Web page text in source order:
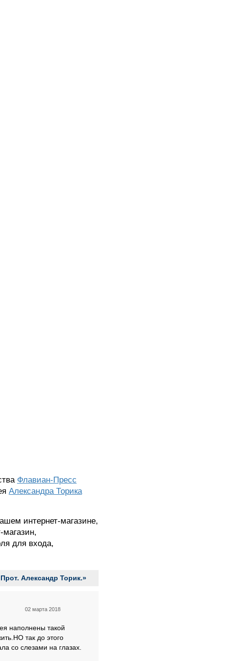
Флавиан-Пресс
Александра Торика
интернет-магазине,
магазин,
для входа,
Александр Торик.»
02 марта 2018
наполнены такой
так до этого
со слезами на глазах.